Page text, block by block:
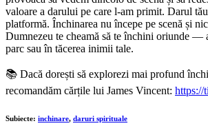
valoare a darului pe care l-am primit. Darul
platformă. Închinarea nu începe pe scenă și
Dumnezeu te cheamă să te închini oriunde —
parc sau în tăcerea inimii tale.
📚 Dacă dorești să explorezi mai profund
recomandăm cărțile lui James Vincent: https://
Subiecte: inchinare, daruri spirituale